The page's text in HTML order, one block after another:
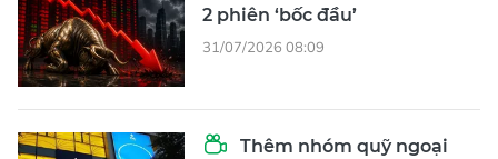
2 phiên ‘bốc đầu’
31/07/2026 08:09
Thêm nhóm quỹ ngoại